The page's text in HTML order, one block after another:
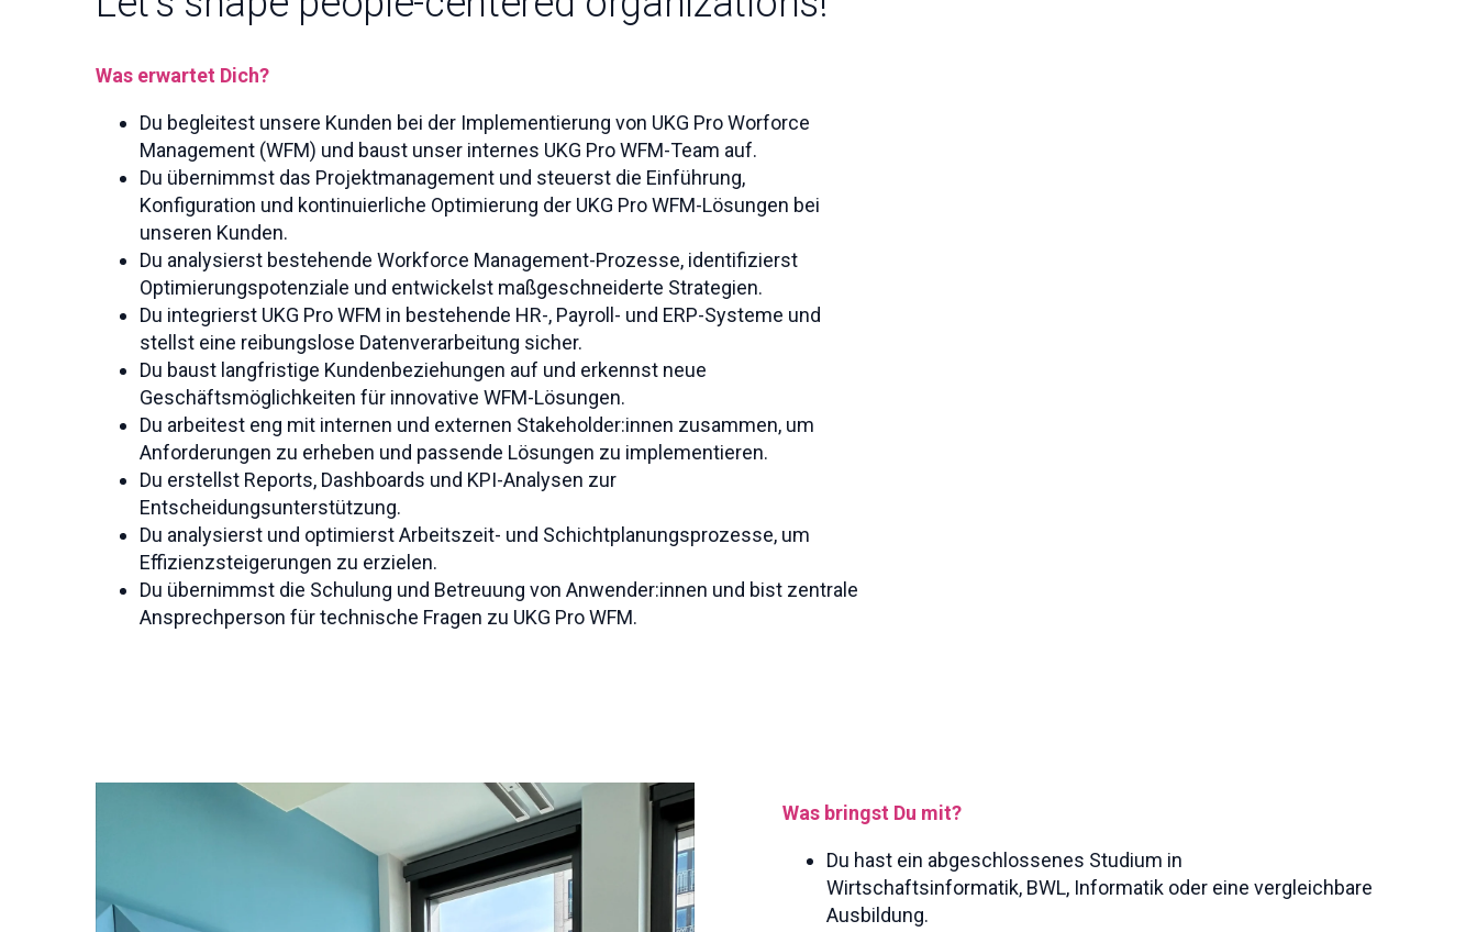
Was erwartet Dich?
Du begleitest unsere Kunden bei der Implementierung von UKG Pro Worforce
Management (WFM) und baust unser internes UKG Pro WFM-Team auf.
Du übernimmst das Projektmanagement und steuerst die Einführung,
Konfiguration und kontinuierliche Optimierung der UKG Pro WFM-Lösungen bei
unseren Kunden.
Du analysierst bestehende Workforce Management-Prozesse, identifizierst
Optimierungspotenziale und entwickelst maßgeschneiderte Strategien.
Du integrierst UKG Pro WFM in bestehende HR-, Payroll- und ERP-Systeme und
stellst eine reibungslose Datenverarbeitung sicher.
Du baust langfristige Kundenbeziehungen auf und erkennst neue
Geschäftsmöglichkeiten für innovative WFM-Lösungen.
Du arbeitest eng mit internen und externen Stakeholder:innen zusammen, um
Anforderungen zu erheben und passende Lösungen zu implementieren.
Du erstellst Reports, Dashboards und KPI-Analysen zur
Entscheidungsunterstützung.
Du analysierst und optimierst Arbeitszeit- und Schichtplanungsprozesse, um
Effizienzsteigerungen zu erzielen.
Du übernimmst die Schulung und Betreuung von Anwender:innen und bist zentrale
Ansprechperson für technische Fragen zu UKG Pro WFM.
Was bringst Du mit?
Du hast ein abgeschlossenes Studium in
Wirtschaftsinformatik, BWL, Informatik oder eine vergleichbare
Ausbildung.